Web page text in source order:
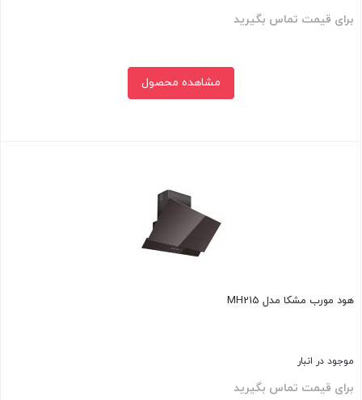
برای قیمت تماس بگیرید
مشاهده محصول
هود مورب مشکا مدل MH215
موجود در انبار
برای قیمت تماس بگیرید